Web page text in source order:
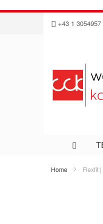
Direkt
Inhalt
+43 1
Home Flexfit